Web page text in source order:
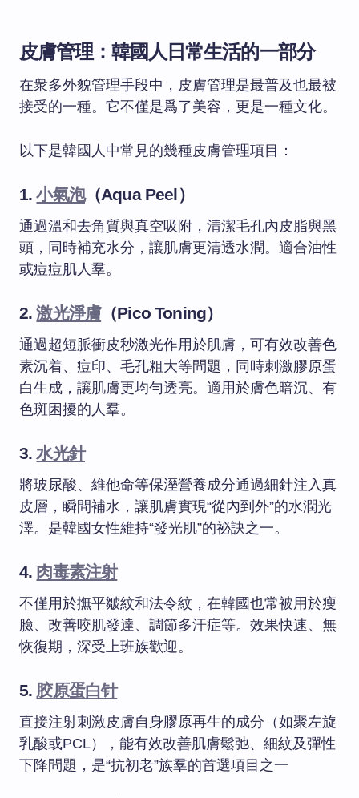
皮膚管理：韓國人日常生活的一部分
在衆多外貌管理手段中，皮膚管理是最普及也最被
接受的一種。它不僅是爲了美容，更是一種文化。
以下是韓國人中常見的幾種皮膚管理項目：
1.小氣泡（Aqua Peel）
通過溫和去角質與真空吸附，清潔毛孔內皮脂與黑
頭，同時補充水分，讓肌膚更清透水潤。適合油性
或痘痘肌人羣。
2.激光淨膚（Pico Toning）
通過超短脈衝皮秒激光作用於肌膚，可有效改善色
素沉着、痘印、毛孔粗大等問題，同時刺激膠原蛋
白生成，讓肌膚更均勻透亮。適用於膚色暗沉、有
色斑困擾的人羣。
3.水光針
將玻尿酸、維他命等保溼營養成分通過細針注入真
皮層，瞬間補水，讓肌膚實現“從內到外”的水潤光
澤。是韓國女性維持“發光肌”的祕訣之一。
4. 肉毒素注射
不僅用於撫平皺紋和法令紋，在韓國也常被用於瘦
臉、改善咬肌發達、調節多汗症等。效果快速、無
恢復期，深受上班族歡迎。
5. 胶原蛋白针
直接注射刺激皮膚自身膠原再生的成分（如聚左旋
乳酸或PCL），能有效改善肌膚鬆弛、細紋及彈性
下降問題，是“抗初老”族羣的首選項目之一